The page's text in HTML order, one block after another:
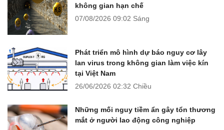
không gian hạn chế
07/08/2026 09:02 Sáng
Phát triển mô hình dự báo nguy cơ lây
lan virus trong không gian làm việc kín
tại Việt Nam
26/06/2026 02:32 Chiều
Những mối nguy tiềm ẩn gây tổn thương
mắt ở người lao động công nghiệp